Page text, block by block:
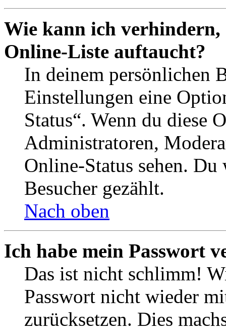
Wie kann ich verhindern,
Online-Liste auftaucht?
In deinem persönlichen
Einstellungen eine
Status“. Wenn du diese
Administratoren,
Online-Status sehen.
Besucher gezählt.
Nach oben
Ich habe mein Passwort
Das ist nicht schlimm!
Passwort nicht wieder
zurücksetzen. Dies